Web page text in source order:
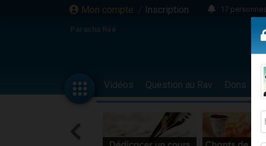
Mon compte / Inscription
17
4
23
Eva vient
4 personnes
3 personnes
3
Paracha Réé
Vidéos Question au Rav Dons